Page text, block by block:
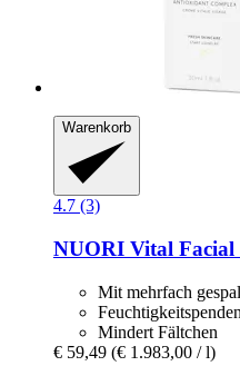
Warenkorb
4.7 (3)
NUORI Vital Facial
Mit mehrfach
Mindert Fältchen
€ 59,49 (€ 1.983,00 / l)